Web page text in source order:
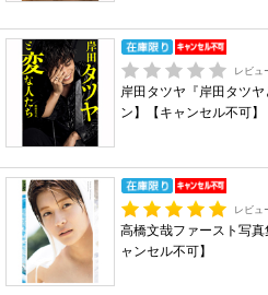
レビュ
岸田タツヤ『岸田タツ
ン】【キャンセル不可】
レビュ
高橋文哉ファースト写
ャンセル不可】